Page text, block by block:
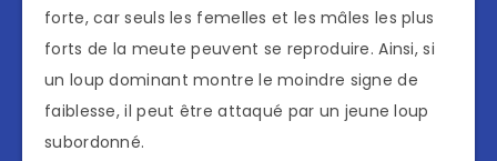
forte, car seuls les femelles et les mâles les plus
forts de la meute peuvent se reproduire. Ainsi, si
un loup dominant montre le moindre signe de
faiblesse, il peut être attaqué par un jeune loup
subordonné.